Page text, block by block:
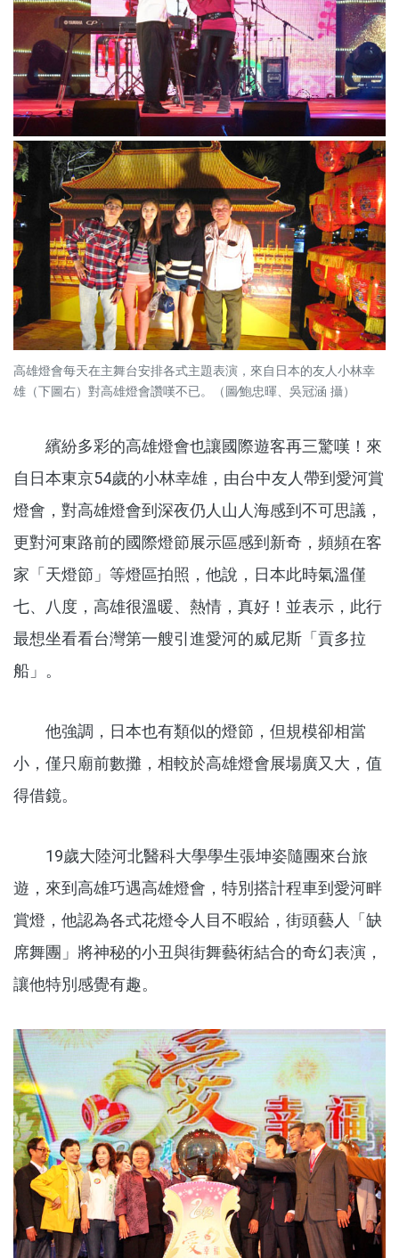
高雄燈會每天在主舞台安排各式主題表演，來自日本的友人小林幸
雄（下圖右）對高雄燈會讚嘆不已。（圖∕鮑忠暉、吳冠涵 攝）
繽紛多彩的高雄燈會也讓國際遊客再三驚嘆！來
自日本東京54歲的小林幸雄，由台中友人帶到愛河賞
燈會，對高雄燈會到深夜仍人山人海感到不可思議，
更對河東路前的國際燈節展示區感到新奇，頻頻在客
家「天燈節」等燈區拍照，他說，日本此時氣溫僅
七、八度，高雄很溫暖、熱情，真好！並表示，此行
最想坐看看台灣第一艘引進愛河的威尼斯「貢多拉
船」。
他強調，日本也有類似的燈節，但規模卻相當
小，僅只廟前數攤，相較於高雄燈會展場廣又大，值
得借鏡。
19歲大陸河北醫科大學學生張坤姿隨團來台旅
遊，來到高雄巧遇高雄燈會，特別搭計程車到愛河畔
賞燈，他認為各式花燈令人目不暇給，街頭藝人「缺
席舞團」將神秘的小丑與街舞藝術結合的奇幻表演，
讓他特別感覺有趣。